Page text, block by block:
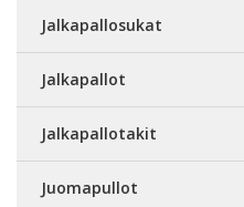
Jalkapallosukat
Jalkapallot
Jalkapallotakit
Juomapullot